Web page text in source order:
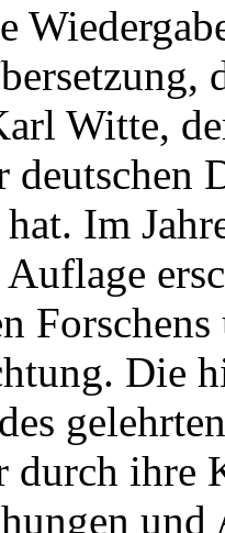
Witte,
deutschen
hat. Im
Forschens
Die
durch